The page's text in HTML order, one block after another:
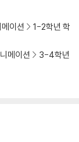
이션
1-2학년 학
메이션
3-4학년